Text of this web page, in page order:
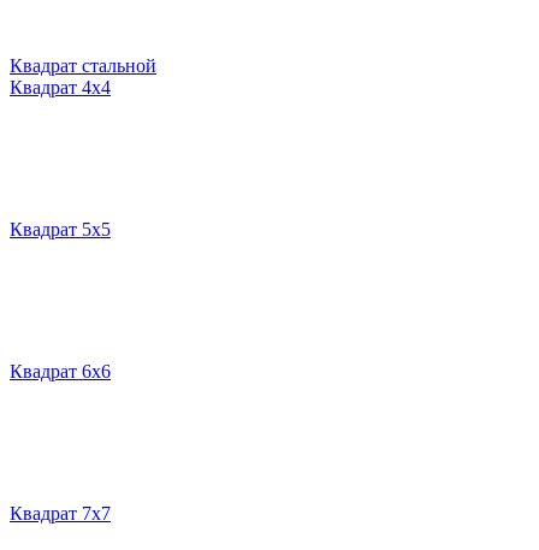
Квадрат стальной
Квадрат 4х4
Квадрат 5х5
Квадрат 6х6
Квадрат 7х7